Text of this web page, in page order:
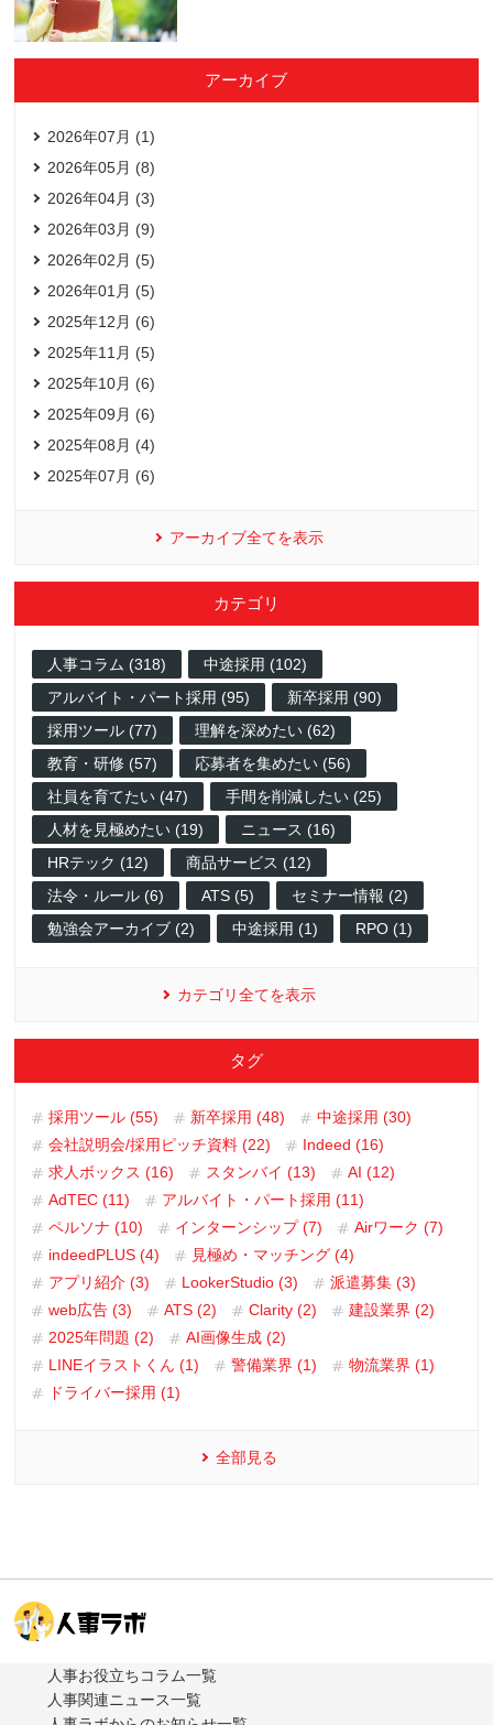
アーカイブ
2026年07月 (1)
2026年05月 (8)
2026年04月 (3)
2026年03月 (9)
2026年02月 (5)
2026年01月 (5)
2025年12月 (6)
2025年11月 (5)
2025年10月 (6)
2025年09月 (6)
2025年08月 (4)
2025年07月 (6)
アーカイブ全てを表示
カテゴリ
人事コラム (318)
中途採用 (102)
アルバイト・パート採用 (95)
新卒採用 (90)
採用ツール (77)
理解を深めたい (62)
教育・研修 (57)
応募者を集めたい (56)
社員を育てたい (47)
手間を削減したい (25)
人材を見極めたい (19)
ニュース (16)
HRテック (12)
商品サービス (12)
法令・ルール (6)
ATS (5)
セミナー情報 (2)
勉強会アーカイブ (2)
中途採用 (1) RPO (1)
カテゴリ全てを表示
タグ
採用ツール (55) 新卒採用 (48)
中途採用 (30)
会社説明会/採用ピッチ資料 (22)
Indeed (16)
求人ボックス (16)
スタンバイ (13)
AI (12)
AdTEC (11)
アルバイト・パート採用 (11)
ペルソナ (10)
インターンシップ (7)
Airワーク (7)
indeedPLUS (4)
見極め・マッチング (4)
アプリ紹介 (3)
LookerStudio (3)
派遣募集 (3)
web広告 (3)
ATS (2) Clarity (2)
建設業界 (2)
2025年問題 (2)
AI画像生成 (2)
LINEイラストくん (1)
警備業界 (1)
物流業界 (1)
ドライバー採用 (1)
全部見る
人事お役立ちコラム一覧
人事関連ニュース一覧